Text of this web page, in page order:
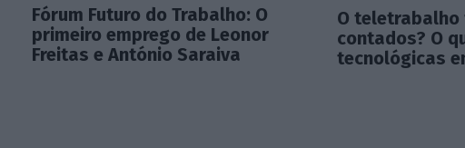
Fórum Futuro do Trabalho: O
primeiro emprego de Leonor
Freitas e António Saraiva
O teletrabalho
contados? O
tecnológicas